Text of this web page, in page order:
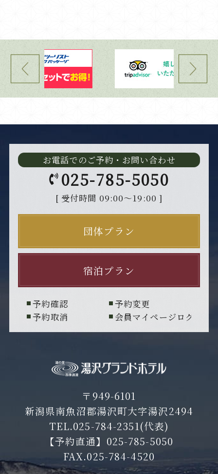
お電話でのご予約・お問い合わせ
025-785-5050
[ 受付時間 09:00～19:00 ]
団体プラン
宿泊プラン
予約確認
予約変更
予約取消
会員マイページログイン
〒949-6101
新潟県南魚沼郡湯沢町大字湯沢2494
TEL.025-784-2351(代表)
【予約直通】 025-785-5050
FAX.025-784-4520